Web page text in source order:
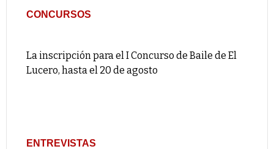
CONCURSOS
La inscripción para el I Concurso de Baile de El
Lucero, hasta el 20 de agosto
ENTREVISTAS